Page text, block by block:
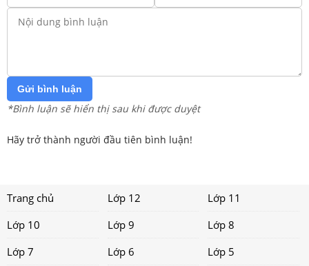
Gửi bình luận
*Bình luận sẽ hiển thị sau khi được duyệt
Hãy trở thành người đầu tiên bình luận!
Trang chủ Lớp 12
Lớp 11
Lớp 10
Lớp 9
Lớp 8
Lớp 7
Lớp 6 Lớp 5